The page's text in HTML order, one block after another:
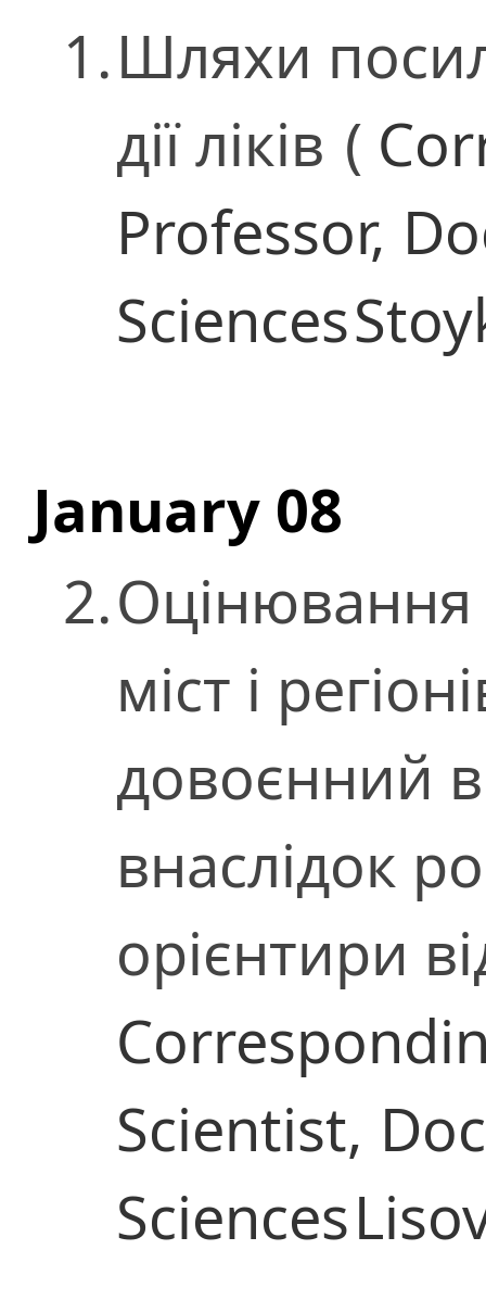
1.Шляхи
дії ліків (
Professor,
Sciences
January 08
2.Оцінювання
міст і
довоєнний
внаслідок
орієнтири
Scientist,
Sciences